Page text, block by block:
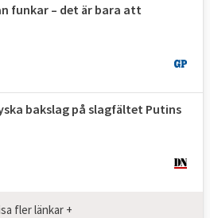
funkar – det är bara att
bakslag på slagfältet Putins
fler länkar +